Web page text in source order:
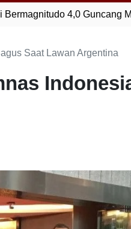
4,0 Guncang
Saat Lawan Argentina